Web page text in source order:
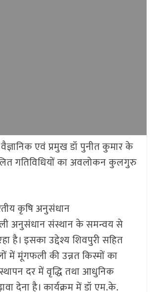
एवं प्रमुख डॉ पुनीत कुमार के
गतिविधियों का अवलोकन कुलगुरु
कृषि अनुसंधान
अनुसंधान संस्थान के समन्वय से
है। इसका उद्देश्य शिवपुरी सहित
मूंगफली की उन्नत किस्मों का
दर में वृद्धि तथा आधुनिक
देना है। कार्यक्रम में डॉ एम.के.